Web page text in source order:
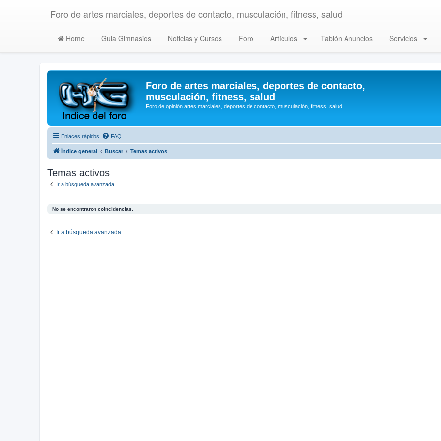
Foro de artes marciales, deportes de contacto, musculación, fitness, salud
Home Guia Gimnasios Noticias y Cursos Foro Artículos Tablón Anuncios Servicios
Foro de artes marciales, deportes de contacto,
musculación, fitness, salud
Foro de opinión artes marciales, deportes de contacto, musculación, fitness, salud
Enlaces rápidos FAQ
Índice general Buscar Temas activos
Temas activos
Ir a búsqueda avanzada
No se encontraron coincidencias.
Ir a búsqueda avanzada